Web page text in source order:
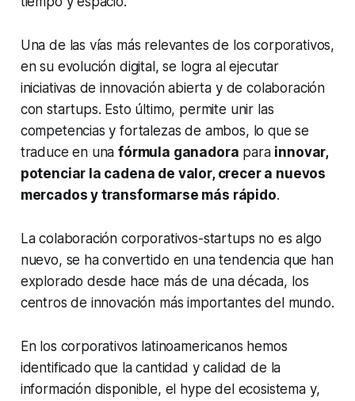
Una de las vías más relevantes de los corporativos,
en su evolución digital, se logra al ejecutar
iniciativas de innovación abierta y de colaboración
con startups. Esto último, permite unir las
competencias y fortalezas de ambos, lo que se
traduce en unafórmula ganadora para innovar,
potenciar la cadena de valor, crecer a nuevos
mercados y transformarse más rápido.
La colaboración corporativos-startups no es algo
nuevo, se ha convertido en una tendencia que han
explorado desde hace más de una década, los
centros de innovación más importantes del mundo.
En los corporativos latinoamericanos hemos
identificado que la cantidad y calidad de la
información disponible, el hype del ecosistema y,